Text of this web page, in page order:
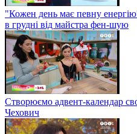
"Кожен день має певну
в грудні від майстра фен-шую
Створюємо адвент-календар
Чехович